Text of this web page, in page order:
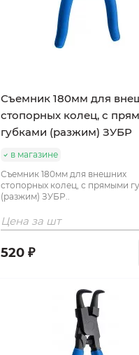
Съемник 180мм для
стопорных колец, с
губками (разжим) ЗУБР
в магазине
Съемник 180мм для внешних
стопорных колец, с прямыми
(разжим) ЗУБР..
Цена за шт
520 ₽